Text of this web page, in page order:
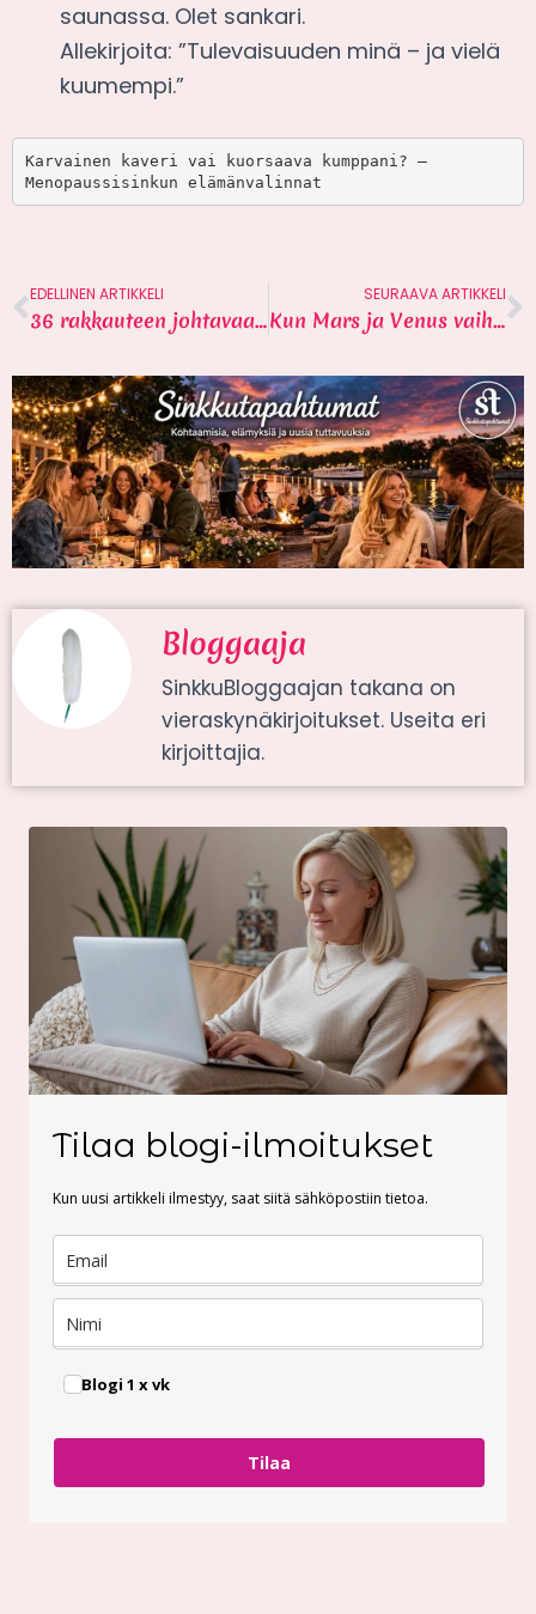
saunassa. Olet sankari.
Allekirjoita: ”Tulevaisuuden minä – ja vielä
kuumempi.”
Karvainen kaveri vai kuorsaava kumppani? –
Menopaussisinkun elämänvalinnat
EDELLINEN ARTIKKELI
36 rakkauteen johtavaa kysymystä sinkuille
SEURAAVA ARTIKKELI
Kun Mars ja Venus vaihtavat viestejä – 13 vinkkiä
Bloggaaja
SinkkuBloggaajan takana on
vieraskynäkirjoitukset. Useita eri
kirjoittajia.
Tilaa blogi-ilmoitukset
Kun uusi artikkeli ilmestyy, saat siitä sähköpostiin tietoa.
Blogi 1 x vk
Tilaa